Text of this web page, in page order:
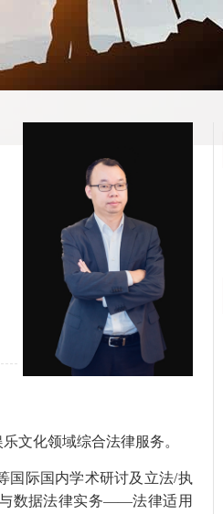
文化领域综合法律服务。
国际国内学术研讨及立法/执
数据法律实务——法律适用